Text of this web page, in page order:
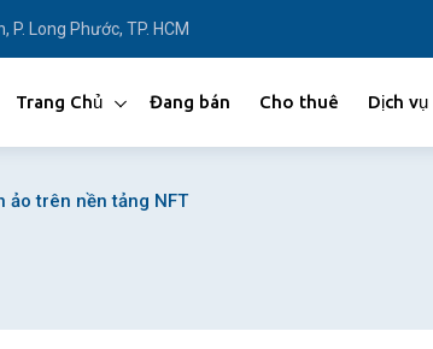
P. Long Phước, TP. HCM
Trang Chủ Đang bán Cho thuê Dịch vụ
ảo trên nền tảng NFT